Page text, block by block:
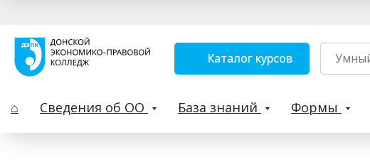
Каталог курсов
⌂ Сведения об ОО База знаний Формы